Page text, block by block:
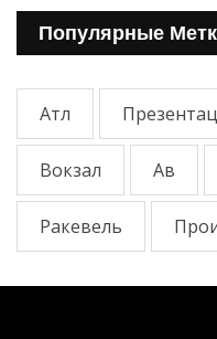
Популярные
Атл
Вокзал Ав
Ракевель